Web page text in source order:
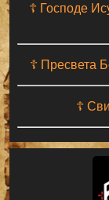
☦ Господе
☦ Пресвета
☦